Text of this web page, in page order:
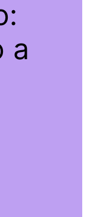
a